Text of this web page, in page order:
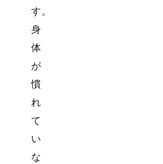
す。
身
体
が
慣
れ
て
い
な